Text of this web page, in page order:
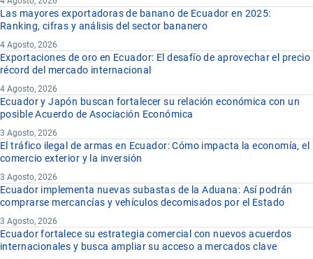
Las mayores exportadoras de banano de Ecuador en 2025:
Ranking, cifras y análisis del sector bananero
4 Agosto, 2026
Exportaciones de oro en Ecuador: El desafío de aprovechar el precio
récord del mercado internacional
4 Agosto, 2026
Ecuador y Japón buscan fortalecer su relación económica con un
posible Acuerdo de Asociación Económica
3 Agosto, 2026
El tráfico ilegal de armas en Ecuador: Cómo impacta la economía, el
comercio exterior y la inversión
3 Agosto, 2026
Ecuador implementa nuevas subastas de la Aduana: Así podrán
comprarse mercancías y vehículos decomisados por el Estado
3 Agosto, 2026
Ecuador fortalece su estrategia comercial con nuevos acuerdos
internacionales y busca ampliar su acceso a mercados clave